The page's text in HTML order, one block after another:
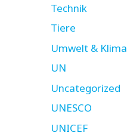
Technik
Tiere
Umwelt & Klima
UN
Uncategorized
UNESCO
UNICEF